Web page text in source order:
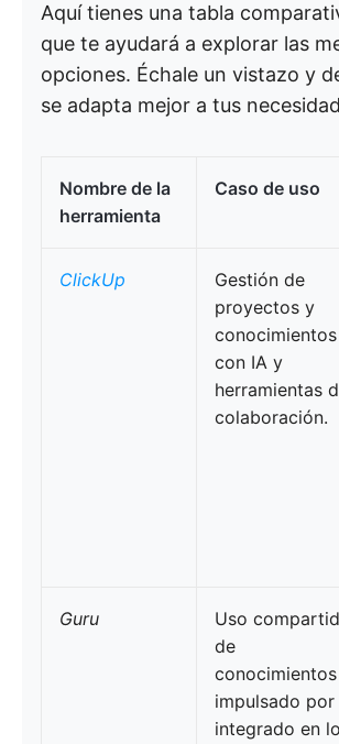
Aquí tienes una tabla
que te ayudará a explorar las
opciones. Échale un vistazo y
se adapta mejor a tus
Nombre de la
herramienta
Caso de uso
ClickUp
Gestión de
proyectos y
conocimientos
con IA y
herramientas
colaboración.
Guru
Uso
de
conocimientos
impulsado por
integrado en